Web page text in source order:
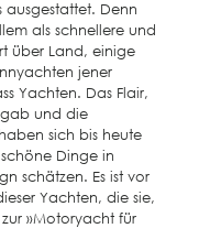
Denn
als schnellere und
über Land, einige
jener
Yachten. Das Flair,
und die
sich bis heute
Dinge in
schätzen. Es ist vor
Yachten, die sie,
»Motoryacht für